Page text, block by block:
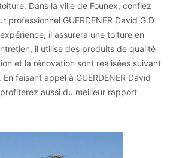
Dans la ville de Founex, confiez
professionnel GUERDENER David G.D
il assurera une toiture en
il utilise des produits de qualité
et la rénovation sont réalisées suivant
faisant appel à GUERDENER David
aussi du meilleur rapport